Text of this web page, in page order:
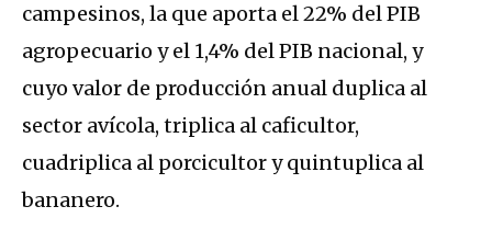
campesinos, la que aporta el 22% del PIB
agropecuario y el 1,4% del PIB nacional, y
cuyo valor de producción anual duplica al
sector avícola, triplica al caficultor,
cuadriplica al porcicultor y quintuplica al
bananero.